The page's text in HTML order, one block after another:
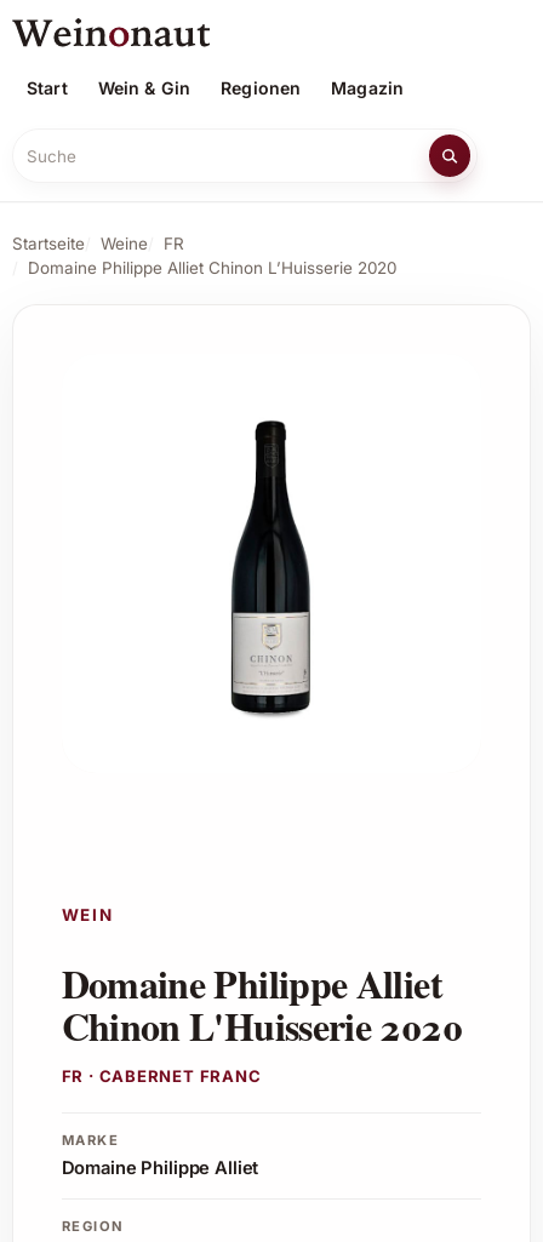
Start Wein & Gin Regionen Magazin
Suche
Startseite Weine
FR
Domaine Philippe Alliet Chinon L’Huisserie 2020
WEIN
Domaine Philippe Alliet
Chinon L'Huisserie 2020
FR · CABERNET FRANC
MARKE
Domaine Philippe Alliet
REGION